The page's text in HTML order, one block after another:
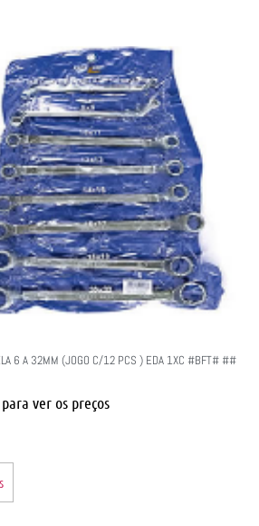
6 A 32MM (JOGO C/12 PCS ) EDA 1XC #BFT# ##
ver os preços